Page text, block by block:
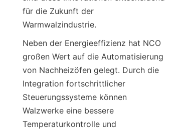
für die Zukunft der
Warmwalzindustrie.
Neben der Energieeffizienz hat NCO
großen Wert auf die Automatisierung
von Nachheizöfen gelegt. Durch die
Integration fortschrittlicher
Steuerungssysteme können
Walzwerke eine bessere
Temperaturkontrolle und